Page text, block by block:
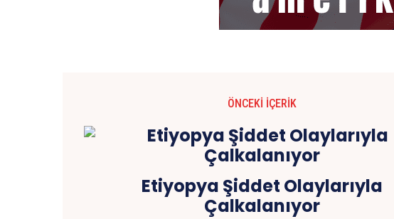
ÖNCEKI İÇERIK
Etiyopya Şiddet Olaylarıyla
Çalkalanıyor